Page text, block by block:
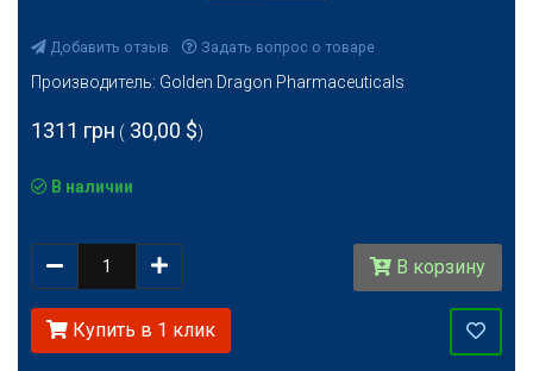
Добавить отзыв Задать вопрос о товаре
Производитель: Golden Dragon Pharmaceuticals
1311 грн ( 30,00 $)
В наличии
Количество
В корзину
Купить в 1 клик